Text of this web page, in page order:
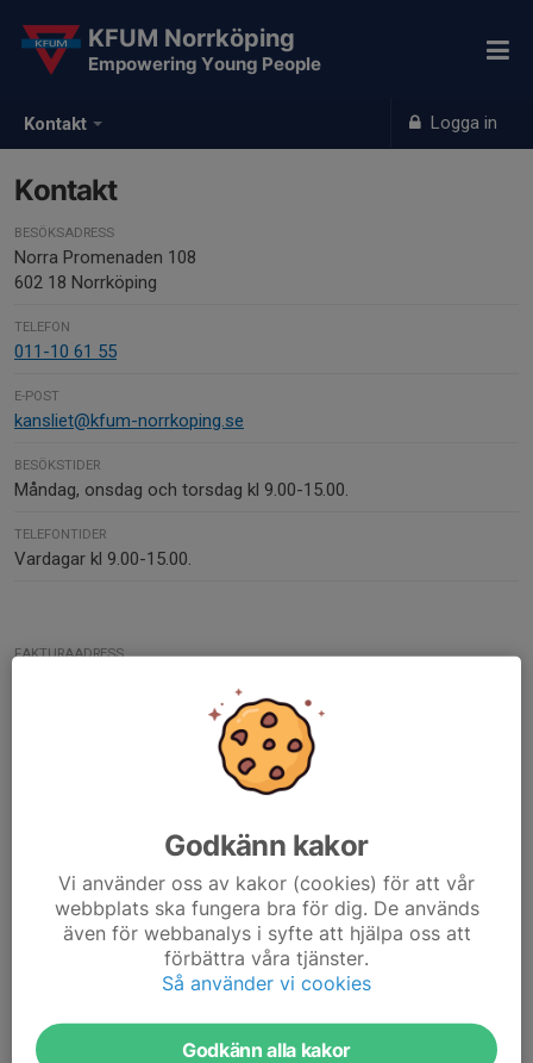
Kontakt Logga in
KFUM Norrköping
Empowering Young People
Kontakt
BESÖKSADRESS
Norra Promenaden 108
602 18 Norrköping
TELEFON
011-10 61 55
E-POST
kansliet@kfum-norrkoping.se
BESÖKSTIDER
Måndag, onsdag och torsdag kl 9.00-15.00.
TELEFONTIDER
Vardagar kl 9.00-15.00.
FAKTURAADRESS
ORG. NUMMER
633-6002
Godkänn kakor
Vi använder oss av kakor (cookies) för att vår
webbplats ska fungera bra för dig. De används
även för webbanalys i syfte att hjälpa oss att
förbättra våra tjänster.
Så använder vi cookies
Godkänn alla kakor